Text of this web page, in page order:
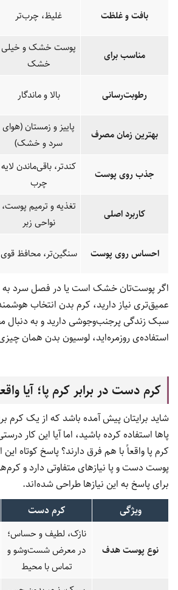
بافت و غلظت غلیظ، چرب‌تر
مناسب برای
پوست خشک و خیلی
خشک
رطوبت‌رسانی بالا و ماندگار
بهترین زمان مصرف
پاییز و زمستان (هوای
سرد و خشک)
جذب روی پوست
کندتر، باقی‌ماندن لایه
چرب
کاربرد اصلی
تغذیه و ترمیم پوست،
نواحی زبر
احساس روی پوست سنگین‌تر، محافظ قوی
اگر پوست‌تان خشک است یا در فصل سرد به
عمیق‌تری نیاز دارید، کرم بدن انتخاب
سبک زندگی پرجنب‌وجوشی دارید و به
استفاده‌ی روزمره‌اید، لوسیون بدن همان
کرم دست در برابر کرم پا؛ آیا
شاید برایتان پیش آمده باشد که از یک
پاها استفاده کرده باشید، اما آیا این کار
کرم پا واقعاً با هم فرق دارند؟ پاسخ کوتاه
پوست دست و پا نیازهای متفاوتی دارد و
برای پاسخ به این نیازها طراحی شده‌اند.
ویژگی
کرم دست
نوع پوست هدف
نازک، لطیف و حساس؛
در معرض شست‌وشو و
تماس با محیط